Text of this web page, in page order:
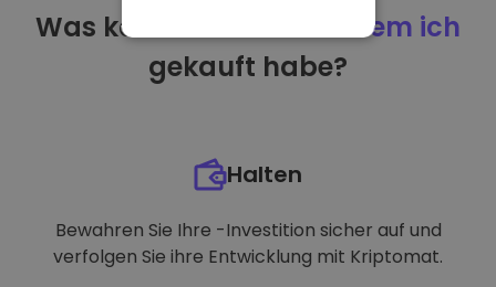
Was kann ich tun
nachdem ich
gekauft habe?
Halten
Bewahren Sie Ihre -Investition sicher auf und
verfolgen Sie ihre Entwicklung mit Kriptomat.
PERFORMANCE